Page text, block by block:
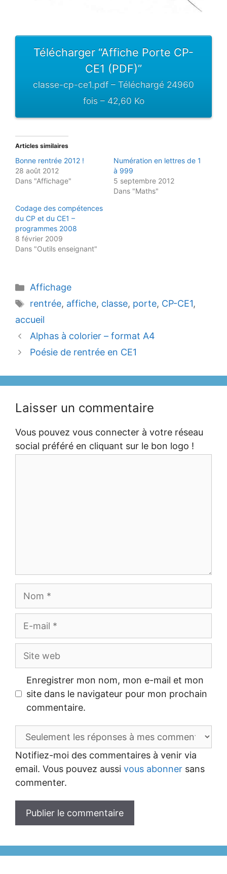
Télécharger “Affiche Porte CP-
CE1 (PDF)”
classe-cp-ce1.pdf – Téléchargé 24960
fois – 42,60 Ko
Articles similaires
Bonne rentrée 2012 !
28 août 2012
Dans "Affichage"
Numération en lettres de 1
à 999
5 septembre 2012
Dans "Maths"
Codage des compétences
du CP et du CE1 –
programmes 2008
8 février 2009
Dans "Outils enseignant"
Catégories
Affichage
Étiquettes
rentrée, affiche, classe, porte, CP-CE1,
accueil
Alphas à colorier – format A4
Poésie de rentrée en CE1
Laisser un commentaire
Vous pouvez vous connecter à votre réseau
social préféré en cliquant sur le bon logo !
Nom
E-
Site
Enregistrer mon nom, mon e-mail et mon
site dans le navigateur pour mon prochain
commentaire.
Notifiez-moi des commentaires à venir via
email. Vous pouvez aussi vous abonner sans
commenter.